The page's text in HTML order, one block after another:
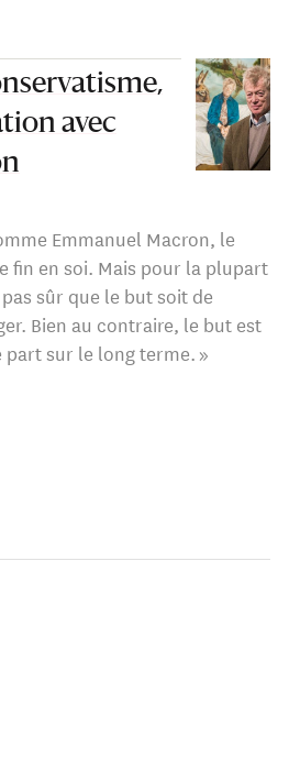
avec
Emmanuel Macron, le
fin en soi. Mais pour la plupart
sûr que le but soit de
Bien au contraire, le but est
part sur le long terme. »